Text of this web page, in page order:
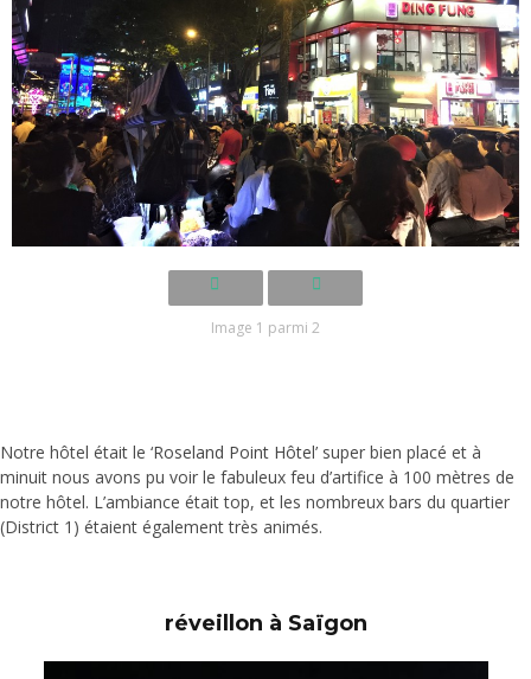
Image 1 parmi 2
Notre hôtel était le ‘Roseland Point Hôtel’ super bien placé et à
minuit nous avons pu voir le fabuleux feu d’artifice à 100 mètres de
notre hôtel. L’ambiance était top, et les nombreux bars du quartier
(District 1) étaient également très animés.
réveillon à Saïgon